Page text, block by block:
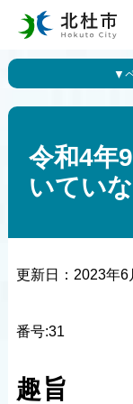
令和4年
いてい
更新日： 2023年6
番号:31
趣旨